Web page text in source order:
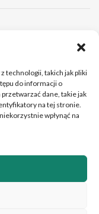
technologii, takich jak pliki
do informacji o
dane, takie jak
na tej stronie.
wpłynąć na
Cancer Centre